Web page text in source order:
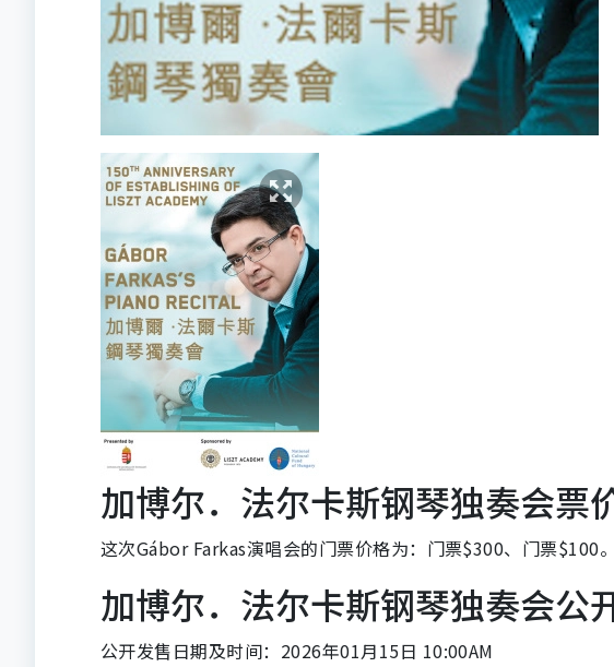
加博尔．法尔卡斯钢琴独奏会票
这次Gábor Farkas演唱会的门票价格为：门票$300、门票$100。
加博尔．法尔卡斯钢琴独奏会公
公开发售日期及时间：2026年01月15日 10:00AM